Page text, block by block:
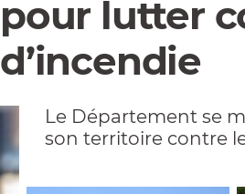
pour lutter
d’incendie
Le Département se
son territoire contre
de tous.